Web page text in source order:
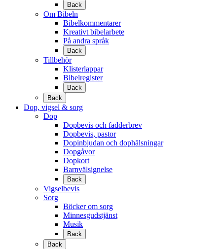
Back
Om Bibeln
Bibelkommentarer
Kreativt bibelarbete
På andra språk
Back
Tillbehör
Klisterlappar
Bibelregister
Back
Back
Dop, vigsel & sorg
Dop
Dopbevis och fadderbrev
Dopbevis, pastor
Dopinbjudan och dophälsningar
Dopgåvor
Dopkort
Barnvälsignelse
Back
Vigselbevis
Sorg
Böcker om sorg
Minnesgudstjänst
Musik
Back
Back